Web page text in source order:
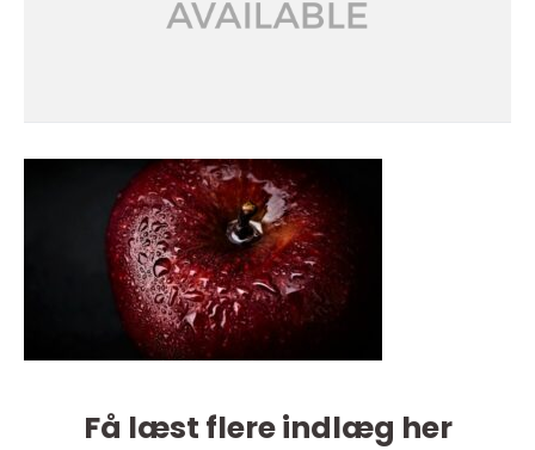
Få læst flere indlæg her